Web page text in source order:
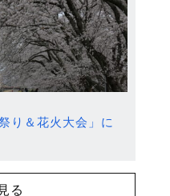
り＆花火大会」に
る